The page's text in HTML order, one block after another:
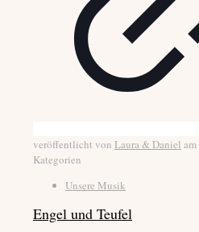
veröffentlicht von Laura & Daniel am
Kategorien
Unsere Musik
Engel und Teufel